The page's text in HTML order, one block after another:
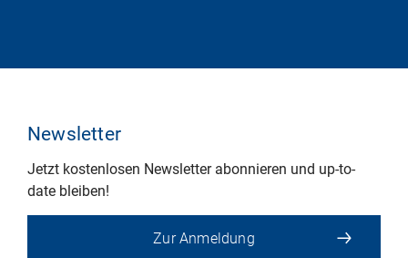
Newsletter
Jetzt kostenlosen Newsletter abonnieren und up-to-
date bleiben!
Zur Anmeldung